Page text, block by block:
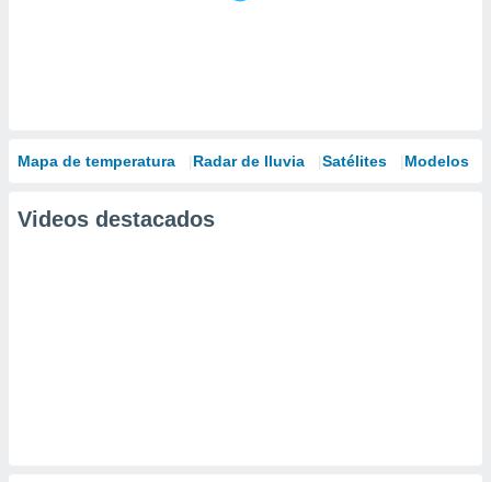
Mapa de temperatura Radar de lluvia Satélites Modelos
Videos destacados